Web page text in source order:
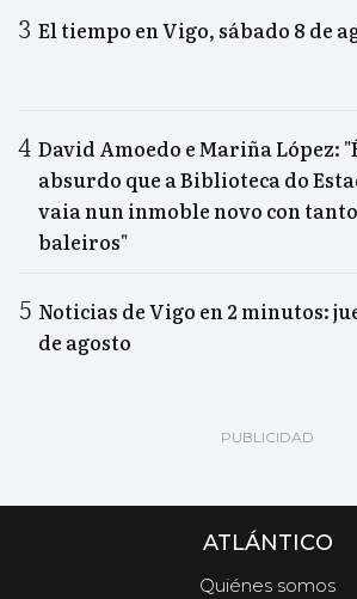
El tiempo en Vigo, sábado 8 de
David Amoedo e Mariña López:
absurdo que a Biblioteca do
vaia nun inmoble novo con
baleiros"
Noticias de Vigo en 2 minutos:
de agosto
ATLÁNTICO
Quiénes somos